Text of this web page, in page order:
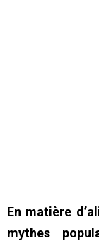
En matière
mythes